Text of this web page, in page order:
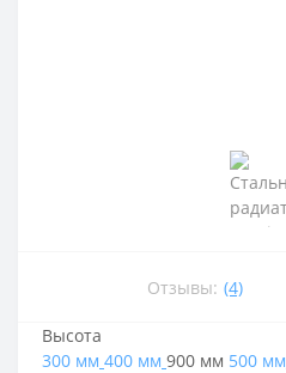
Отзывы: (4)
Высота
300 мм 400 мм 900 мм 500 мм